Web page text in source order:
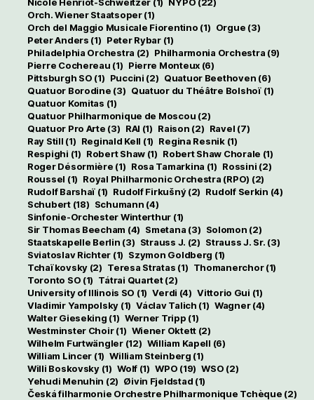
Orch. Wiener Staatsoper(1)
Orch del Maggio Musicale Fiorentino (1) Orgue (3)
Peter Anders (1) Peter Rybar(1)
Philadelphia Orchestra (2) Philharmonia Orchestra (9)
Pierre Cochereau (1) Pierre Monteux (6)
Pittsburgh SO (1) Puccini (2) Quatuor Beethoven (6)
Quatuor Borodine (3) Quatuor du Théâtre Bolshoï(1)
Quatuor Komitas (1)
Quatuor Philharmonique de Moscou (2)
Quatuor Pro Arte (3) RAI (1) Raison (2) Ravel (7)
Ray Still (1) Reginald Kell (1) Regina Resnik(1)
Respighi (1) Robert Shaw(1) Robert Shaw Chorale (1)
Roger Désormière (1) Rosa Tamarkina (1) Rossini (2)
Roussel (1) Royal Philharmonic Orchestra (RPO) (2)
Rudolf Barshaï (1) Rudolf Firkušný(2) Rudolf Serkin (4)
Schubert(18) Schumann (4)
Sinfonie-Orchester Winterthur (1)
Sir Thomas Beecham (4) Smetana (3) Solomon (2)
Staatskapelle Berlin (3) Strauss J. (2) Strauss J. Sr. (3)
Sviatoslav Richter (1) Szymon Goldberg (1)
Tchaïkovsky(2) Teresa Stratas (1) Thomanerchor(1)
Toronto SO (1) Tátrai Quartet(2)
University of Illinois SO (1) Verdi (4) Vittorio Gui (1)
Vladimir Yampolsky (1) Václav Talich (1) Wagner(4)
Walter Gieseking (1) Werner Tripp (1)
Westminster Choir(1) Wiener Oktett (2)
Wilhelm Furtwängler(12) William Kapell (6)
William Lincer (1) William Steinberg (1)
Willi Boskovsky(1) Wolf(1) WPO (19) WSO (2)
Yehudi Menuhin (2) Øivin Fjeldstad (1)
Česká filharmonie Orchestre Philharmonique Tchèque (2)